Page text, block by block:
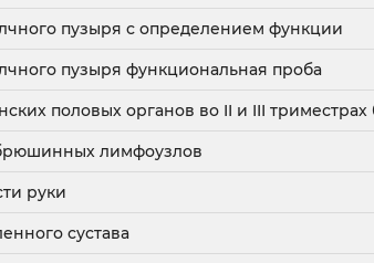
пузыря с определением функции
пузыря функциональная проба
половых органов во II и III
лимфоузлов
руки
сустава